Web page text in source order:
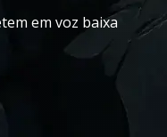
em voz baixa